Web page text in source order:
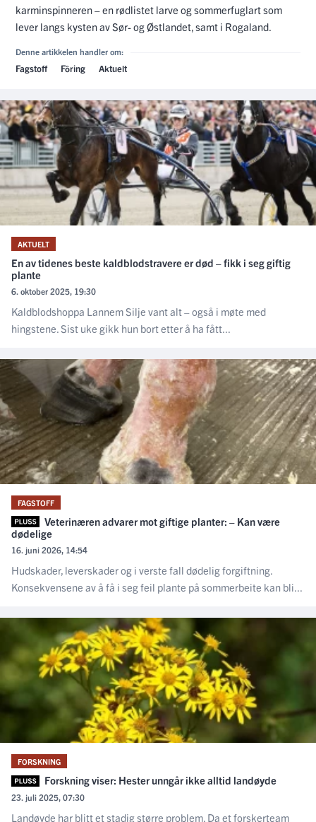
karminspinneren – en rødlistet larve og sommerfuglart som
lever langs kysten av Sør- og Østlandet, samt i Rogaland.
Denne artikkelen handler om:
Fagstoff Fôring Aktuelt
AKTUELT
En av tidenes beste kaldblodstravere er død – fikk i seg giftig
plante
6. oktober 2025, 19:30
Kaldblodshoppa Lannem Silje vant alt – også i møte med
hingstene. Sist uke gikk hun bort etter å ha fått...
FAGSTOFF
Veterinæren advarer mot giftige planter: – Kan være
dødelige
16. juni 2026, 14:54
Hudskader, leverskader og i verste fall dødelig forgiftning.
Konsekvensene av å få i seg feil plante på sommerbeite kan bli...
FORSKNING
Forskning viser: Hester unngår ikke alltid landøyde
23. juli 2025, 07:30
Landøyde har blitt et stadig større problem. Da et forskerteam